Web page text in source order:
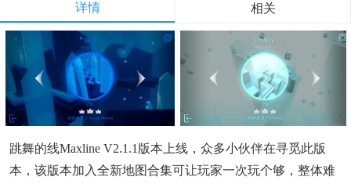
详情 相关
跳舞的线maxline V2.1.1版本上线，众多小伙伴在寻觅此版
本，该版本加入全新地图合集可让玩家一次玩个够，整体难